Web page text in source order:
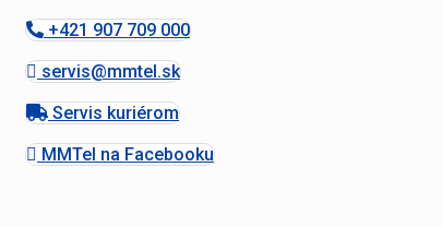
+421 907 709 000
servis@mmtel.sk
Servis kuriérom
MMTel na Facebooku